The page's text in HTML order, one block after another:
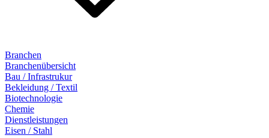
Branchen
Branchenübersicht
Bau / Infrastrukur
Bekleidung / Textil
Biotechnologie
Chemie
Dienstleistungen
Eisen / Stahl